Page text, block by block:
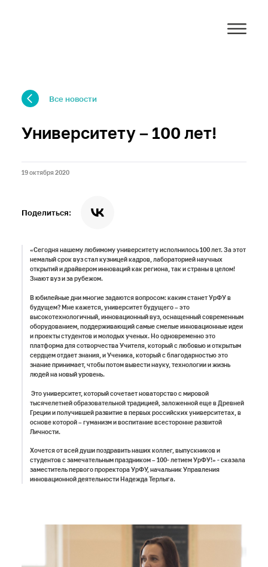
Все новости
Университету – 100 лет!
19 октября 2020
Поделиться:
«Сегодня нашему любимому университету исполнилось 100 лет. За этот
немалый срок вуз стал кузницей кадров, лабораторией научных
открытий и драйвером инноваций как региона, так и страны в целом!
Знают вуз и за рубежом.
В юбилейные дни многие задаются вопросом: каким станет УрФУ в
будущем? Мне кажется, университет будущего – это
высокотехнологичный, инновационный вуз, оснащенный современным
оборудованием, поддерживающий самые смелые инновационные идеи
и проекты студентов и молодых ученых. Но одновременно это
платформа для сотворчества Учителя, который с любовью и открытым
сердцем отдает знания, и Ученика, который с благодарностью это
знание принимает, чтобы потом вывести науку, технологии и жизнь
людей на новый уровень.
Это университет, который сочетает новаторство с мировой
тысячелетней образовательной традицией, заложенной еще в Древней
Греции и получившей развитие в первых российских университетах, в
основе которой – гуманизм и воспитание всесторонне развитой
Личности.
Хочется от всей души поздравить наших коллег, выпускников и
студентов с замечательным праздником – 100- летием УрФУ!» - сказала
заместитель первого проректора УрФУ, начальник Управления
инновационной деятельности Надежда Терлыга.